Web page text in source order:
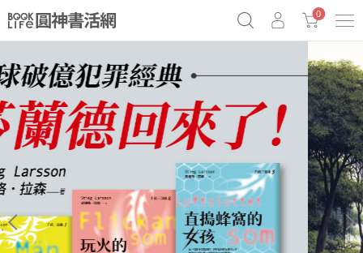
《祕密》作者最新《致富》公開
原子習慣實踐本
Netflix話題章魚小說！
0